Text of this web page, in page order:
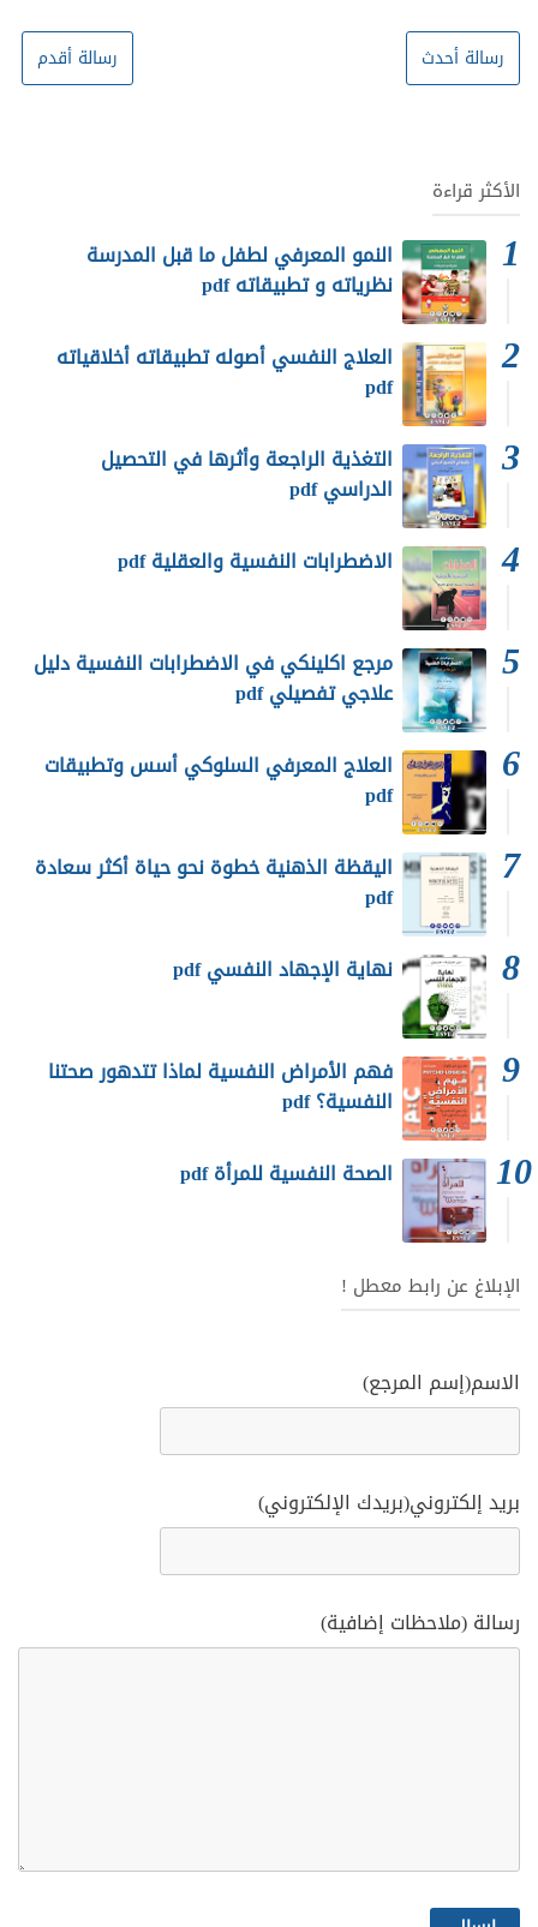
رسالة أحدث رسالة أقدم
الأكثر قراءة
النمو المعرفي لطفل ما قبل المدرسة
نظرياته و تطبيقاته pdf
العلاج النفسي أصوله تطبيقاته أخلاقياته
pdf
التغذية الراجعة وأثرها في التحصيل
الدراسي pdf
الاضطرابات النفسية والعقلية pdf
مرجع اكلينكي في الاضطرابات النفسية دليل
علاجي تفصيلي pdf
العلاج المعرفي السلوكي أسس وتطبيقات
pdf
اليقظة الذهنية خطوة نحو حياة أكثر سعادة
pdf
نهاية الإجهاد النفسي pdf
فهم الأمراض النفسية لماذا تتدهور صحتنا
النفسية؟ pdf
الصحة النفسية للمرأة pdf
الإبلاغ عن رابط معطل !
الاسم(إسم المرجع)
بريد إلكتروني(بريدك الإلكتروني)
رسالة (ملاحظات إضافية)